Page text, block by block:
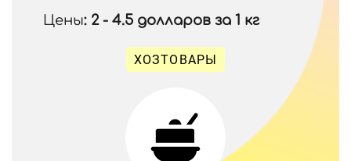
Цены: 2 - 4.5 долларов за 1 кг
ХОЗТОВАРЫ